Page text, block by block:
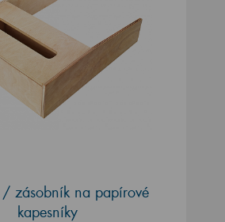
/ zásobník na papírové
kapesníky